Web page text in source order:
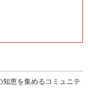
恵を集めるコミュニテ